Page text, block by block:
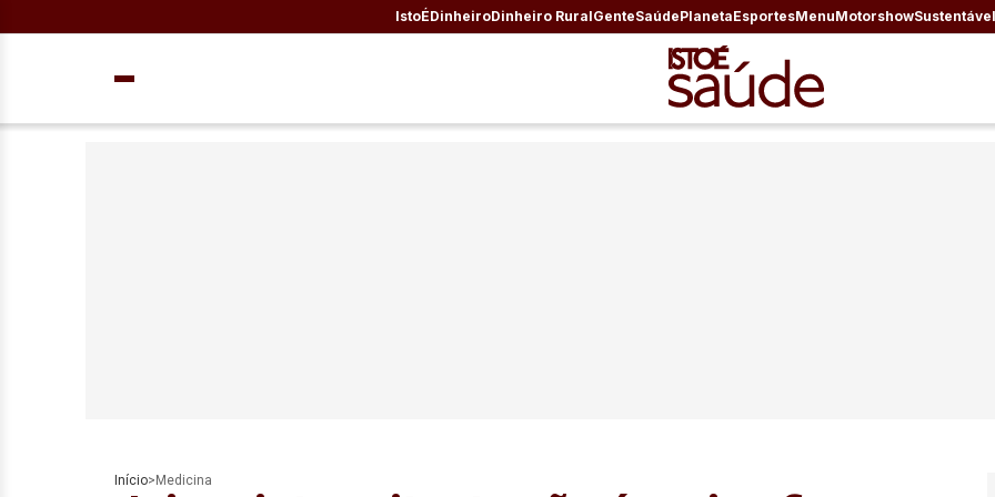
IstoÉDinheiroDinheiro RuralGenteSaúdePlanetaEsportesMenuMotorshowSustentável
Início> Medicina